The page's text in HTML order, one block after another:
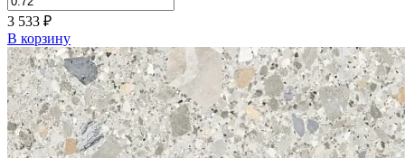
3 533 ₽
В корзину